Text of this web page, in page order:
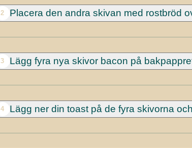
2 Placera den andra skivan med rostbröd
3 Lägg fyra nya skivor bacon på
4 Lägg ner din toast på de fyra skivorna